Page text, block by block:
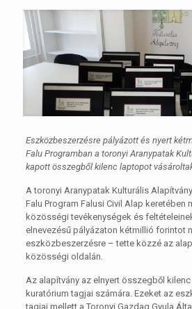
Eszközbeszerzésre pályázott és nyert
Falu Programban a toronyi Aranypatak
kapott összegből kilenc laptopot
A toronyi Aranypatak Kulturális
Falu Program Falusi Civil Alap keretében
közösségi tevékenységek és
elnevezésű pályázaton kétmillió forintot
eszközbeszerzésre – tette közzé az
közösségi oldalán.
Az alapítvány az elnyert összegből
kuratórium tagjai számára. Ezeket az
tagjai mellett a Toronyi Gazdag Gyula